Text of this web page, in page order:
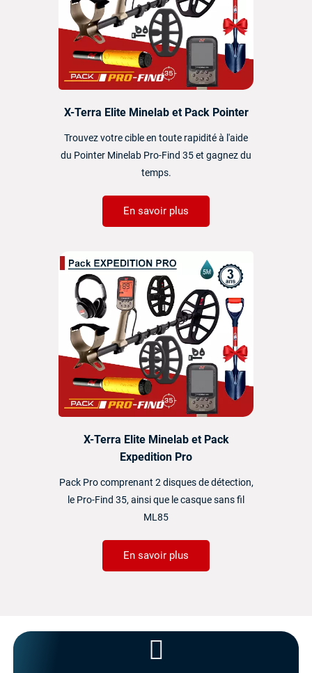
X-Terra Elite Minelab et Pack Pointer
Trouvez votre cible en toute rapidité à l'aide
du Pointer Minelab Pro-Find 35 et gagnez du
temps.
En savoir plus
X-Terra Elite Minelab et Pack
Expedition Pro
Pack Pro comprenant 2 disques de détection,
le Pro-Find 35, ainsi que le casque sans fil
ML85
En savoir plus